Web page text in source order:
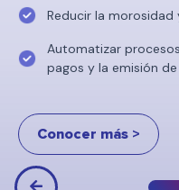
Reducir la morosidad
Automatizar
pagos y la emisión
Conocer más >